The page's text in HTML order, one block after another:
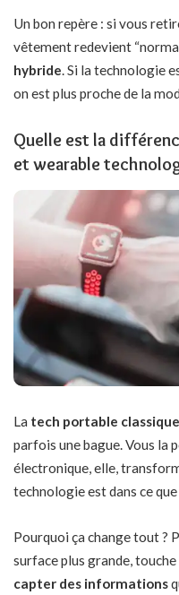
Un bon repère : si vous
vêtement redevient
hybride. Si la technologie
on est plus proche de la
Quelle est la
et wearable
La tech portable classique
parfois une bague. Vous la
électronique, elle,
technologie est dans ce
Pourquoi ça change tout ?
surface plus grande,
capter des informations